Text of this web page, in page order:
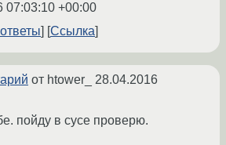
07:03:10 +00:00
Ссылка
от htower_ 28.04.2016
пойду в сусе проверю.